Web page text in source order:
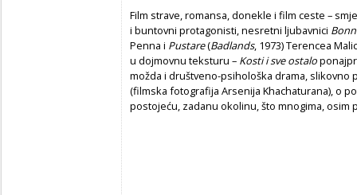
Film strave, romansa, donekle i film ceste –
i buntovni protagonisti, nesretni ljubavnici
Penna i Pustare(Badlands, 1973) Terencea
u dojmovnu teksturu – Kosti i sve ostalo
možda i društveno-psihološka drama,
(filmska fotografija Arsenija Khachaturana), o
postojeću, zadanu okolinu, što mnogima, osim